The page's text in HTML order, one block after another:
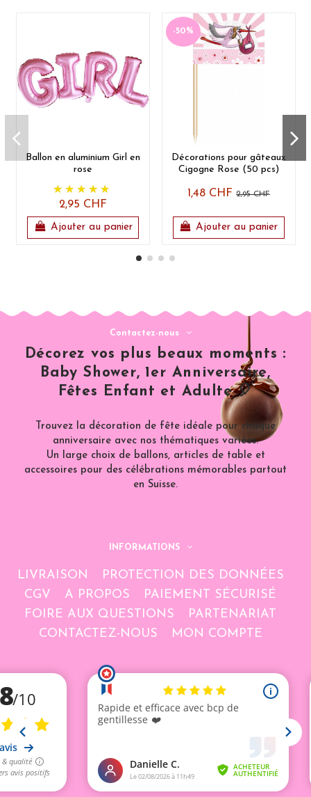
Ballon en aluminium Girl en
rose
2,95 CHF
Ajouter au panier
-50%
Décorations pour gâteaux
Cigogne Rose (50 pcs)
1,48 CHF 2,95 CHF
Ajouter au panier
Contactez-nous
Décorez vos plus beaux moments :
Baby Shower, 1er Anniversaire,
Fêtes Enfant et Adulte 🎈
Trouvez la décoration de fête idéale pour chaque
anniversaire avec nos thématiques variées.
Un large choix de ballons, articles de table et
accessoires pour des célébrations mémorables partout
en Suisse.
INFORMATIONS
LIVRAISON
PROTECTION DES DONNÉES
CGV
A PROPOS
PAIEMENT SÉCURISÉ
FOIRE AUX QUESTIONS
PARTENARIAT
CONTACTEZ-NOUS
MON COMPTE